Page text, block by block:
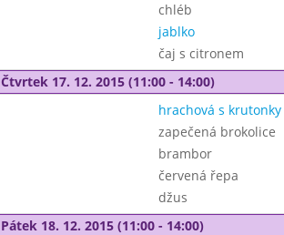
chléb
jablko
čaj s citronem
Čtvrtek 17. 12. 2015 (11:00 - 14:00)
hrachová s krutonky
zapečená brokolice
brambor
červená řepa
džus
Pátek 18. 12. 2015 (11:00 - 14:00)